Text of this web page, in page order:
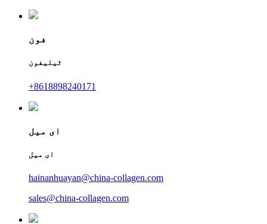
فون
ٹیلیفون
+8618898240171
ای میل
ای میل
hainanhuayan@china-collagen.com
sales@china-collagen.com